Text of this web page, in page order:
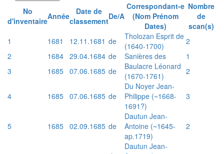
No
d'inventaireAnnée
Date de
classementDe/A
Correspondant-e
(Nom Prénom
Dates)
Nombre
de
scan(s)
1
1681 12.11.1681 de
Tholozan Esprit de
(1640-1700)
2
2
1684 29.04.1684 de Sanières des
1
3
1685 07.06.1685 de
Baulacre Léonard
(1670-1761)
2
4 1685 07.06.1685 de
Du Noyer Jean-
Philippe (~1668-
1691?)
3
5 1685 02.09.1685 de
Dautun Jean-
Antoine (~1645-
ap.1719)
2
Dautun Jean-